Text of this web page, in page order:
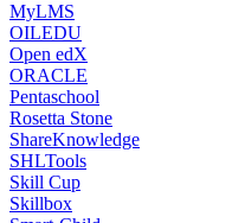
MyLMS
OILEDU
Open edX
ORACLE
Pentaschool
Rosetta Stone
ShareKnowledge
SHLTools
Skill Cup
Skillbox